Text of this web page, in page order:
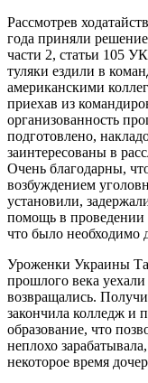
Рассмотрев
года приняли
части 2, статьи 105
туляки ездили в
американскими
приехав из
организованность
подготовлено,
заинтересованы в
Очень благодарны,
возбуждением
установили,
помощь в проведении
что было необходимо
Уроженки Украины
прошлого века
возвращались.
закончила колледж и
образование, что
неплохо
некоторое время